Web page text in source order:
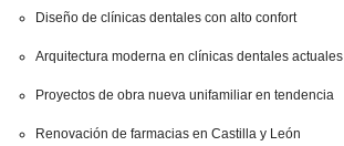
Diseño de clínicas dentales con alto confort
Arquitectura moderna en clínicas dentales actuales
Proyectos de obra nueva unifamiliar en tendencia
Renovación de farmacias en Castilla y León